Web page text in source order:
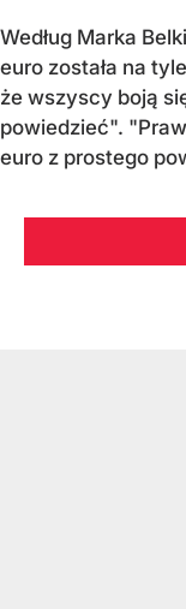
Według Marka
euro została na
że wszyscy boją
powiedzieć".
euro z prostego